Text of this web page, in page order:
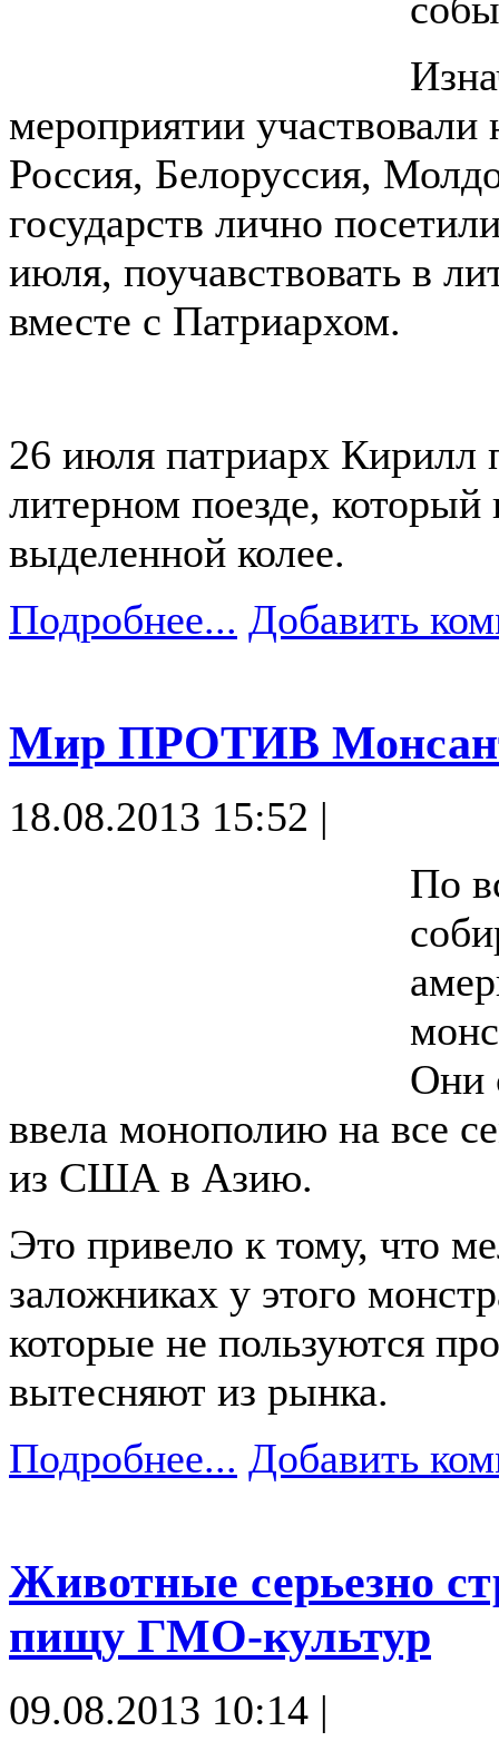
мероприятии участвовали
Россия, Белоруссия,
государств лично
июля, поучавствовать в
вместе с Патриархом.
26 июля патриарх Кирилл
литерном поезде,
выделенной колее.
Подробнее... Добавить
Мир ПРОТИВ
18.08.2013 15:52 |
По
Они
ввела монополию на все
из США в Азию.
Это привело к тому, что
заложниках у этого
которые не пользуются
вытесняют из рынка.
Подробнее... Добавить
Животные серьезно
пищу ГМО-культур
09.08.2013 10:14 |